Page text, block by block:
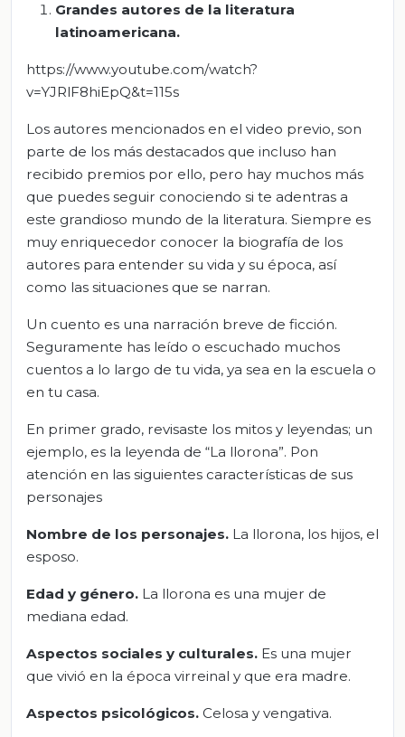
Grandes autores de la literatura
latinoamericana.
https://www.youtube.com/watch?
v=YJRlF8hiEpQ&t=115s
Los autores mencionados en el video previo, son
parte de los más destacados que incluso han
recibido premios por ello, pero hay muchos más
que puedes seguir conociendo si te adentras a
este grandioso mundo de la literatura. Siempre es
muy enriquecedor conocer la biografía de los
autores para entender su vida y su época, así
como las situaciones que se narran.
Un cuento es una narración breve de ficción.
Seguramente has leído o escuchado muchos
cuentos a lo largo de tu vida, ya sea en la escuela o
en tu casa.
En primer grado, revisaste los mitos y leyendas; un
ejemplo, es la leyenda de “La llorona”. Pon
atención en las siguientes características de sus
personajes
Nombre de los personajes. La llorona, los hijos, el
esposo.
Edad y género. La llorona es una mujer de
mediana edad.
Aspectos sociales y culturales. Es una mujer
que vivió en la época virreinal y que era madre.
Aspectos psicológicos. Celosa y vengativa.